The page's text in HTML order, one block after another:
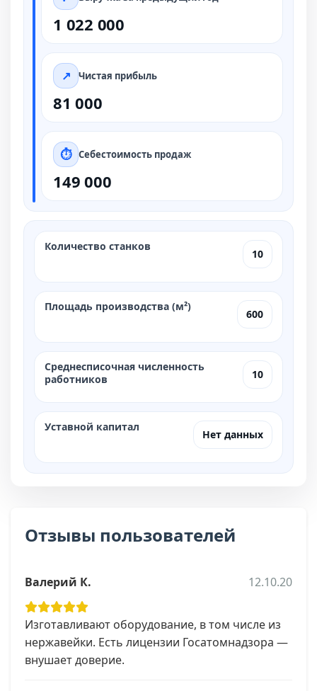
1 022 000
Чистая прибыль
81 000
Себестоимость продаж
149 000
Количество станков
10
Площадь производства (м²)
600
Среднесписочная численность
работников
10
Уставной капитал
Нет данных
Отзывы пользователей
Валерий К. 12.10.20
Изготавливают оборудование, в том числе из
нержавейки. Есть лицензии Госатомнадзора —
внушает доверие.